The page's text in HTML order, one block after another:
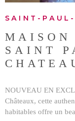
SAINT-
SAINT
NOUVEAU EN
Châteaux, cette
habitables offre un